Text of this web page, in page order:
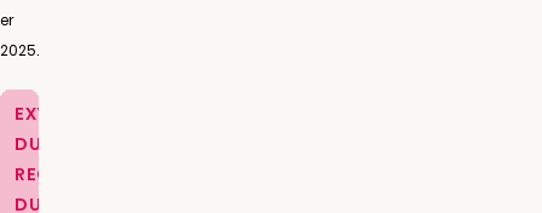
er
2025.
EXTRAIT
DU
REGISTRE
DU